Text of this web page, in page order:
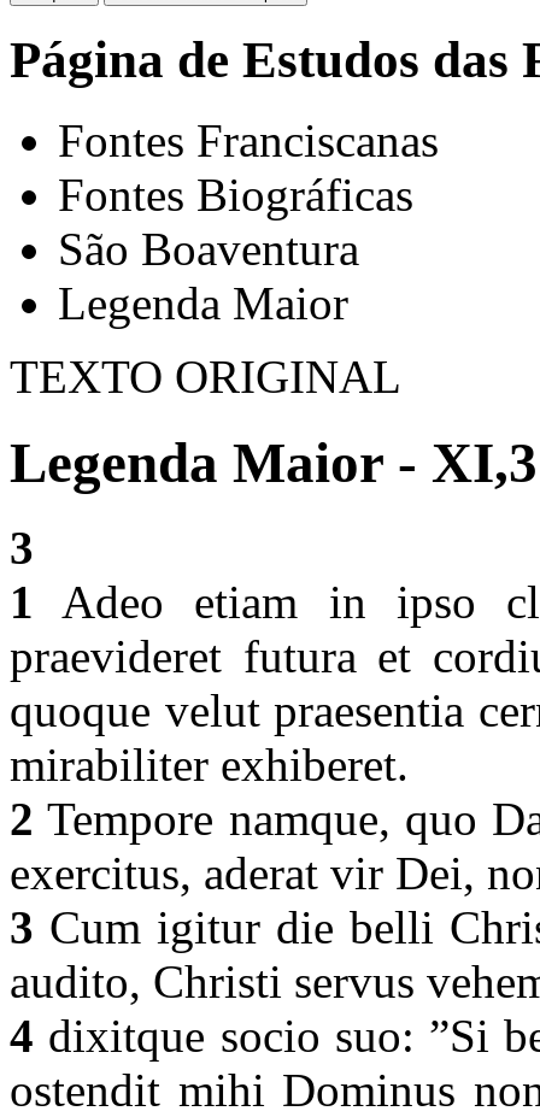
Página de Estudos das
Fontes Franciscanas
Fontes Biográficas
São Boaventura
Legenda Maior
TEXTO ORIGINAL
Legenda Maior - XI,3
3
1 Adeo etiam in ipso
praevideret futura et
quoque velut praesentia
mirabiliter exhiberet.
2 Tempore namque, quo
exercitus, aderat vir Dei,
3 Cum igitur die belli
audito, Christi servus
4 dixitque socio suo: ”Si
ostendit mihi Dominus